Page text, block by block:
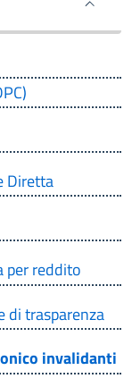
Diretta
per reddito
di trasparenza
invalidanti